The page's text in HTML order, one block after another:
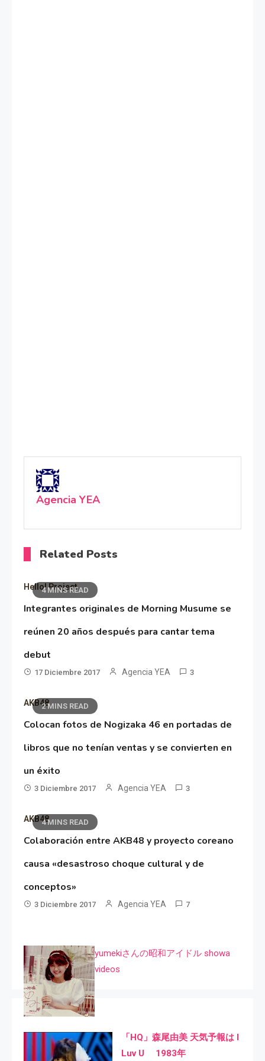
Agencia YEA
Related Posts
4 MINS READ
Hello! Project
Integrantes originales de Morning Musume se
reúnen 20 años después para cantar tema
debut
17 Diciembre 2017 Agencia YEA 3
2 MINS READ
AKB48
Colocan fotos de Nogizaka 46 en portadas de
libros que no tenían ventas y se convierten en
un éxito
3 Diciembre 2017 Agencia YEA 3
4 MINS READ
AKB48
Colaboración entre AKB48 y proyecto coreano
causa «desastroso choque cultural y de
conceptos»
3 Diciembre 2017 Agencia YEA 7
yumekiさんの昭和アイドル showa
videos
「HQ」森尾由美 天気予報は I
Luv U 1983年